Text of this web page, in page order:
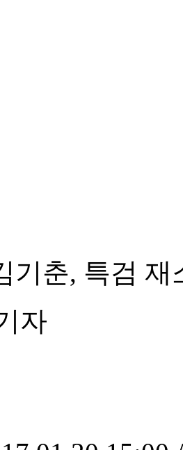
기춘, 특검 재
자